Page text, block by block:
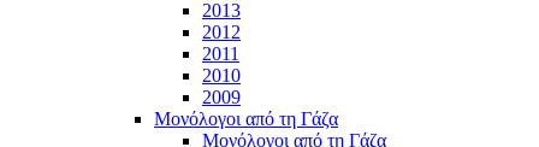
2013
2012
2011
2010
2009
Μονόλογοι από τη Γάζα
Μονόλογοι από τη Γάζα